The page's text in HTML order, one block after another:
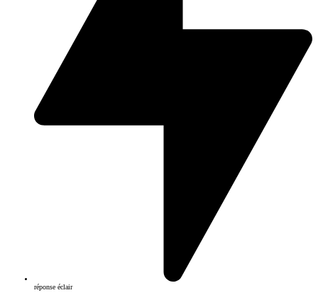
réponse éclair